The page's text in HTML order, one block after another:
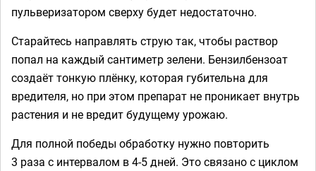
пульверизатором сверху будет недостаточно.
Старайтесь направлять струю так, чтобы раствор
попал на каждый сантиметр зелени. Бензилбензоат
создаёт тонкую плёнку, которая губительна для
вредителя, но при этом препарат не проникает внутрь
растения и не вредит будущему урожаю.
Для полной победы обработку нужно повторить
3 раза с интервалом в 4-5 дней. Это связано с циклом